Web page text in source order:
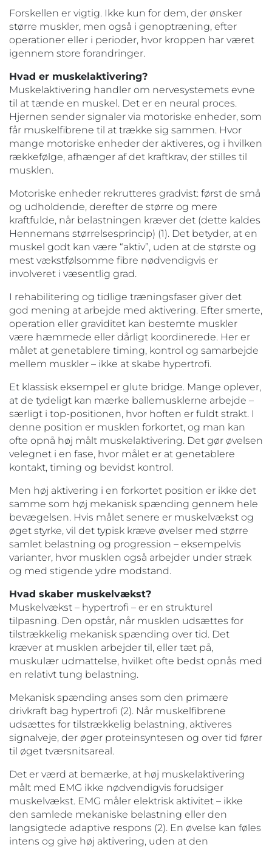
Forskellen er vigtig. Ikke kun for dem, der ønsker
større muskler, men også i genoptræning, efter
operationer eller i perioder, hvor kroppen har været
igennem store forandringer.
Hvad er muskelaktivering?
Muskelaktivering handler om nervesystemets evne
til at tænde en muskel. Det er en neural proces.
Hjernen sender signaler via motoriske enheder, som
får muskelfibrene til at trække sig sammen. Hvor
mange motoriske enheder der aktiveres, og i hvilken
rækkefølge, afhænger af det kraftkrav, der stilles til
musklen.
Motoriske enheder rekrutteres gradvist: først de små
og udholdende, derefter de større og mere
kraftfulde, når belastningen kræver det (dette kaldes
Hennemans størrelsesprincip) (1). Det betyder, at en
muskel godt kan være “aktiv”, uden at de største og
mest vækstfølsomme fibre nødvendigvis er
involveret i væsentlig grad.
I rehabilitering og tidlige træningsfaser giver det
god mening at arbejde med aktivering. Efter smerte,
operation eller graviditet kan bestemte muskler
være hæmmede eller dårligt koordinerede. Her er
målet at genetablere timing, kontrol og samarbejde
mellem muskler – ikke at skabe hypertrofi.
Et klassisk eksempel er glute bridge. Mange oplever,
at de tydeligt kan mærke ballemusklerne arbejde –
særligt i top-positionen, hvor hoften er fuldt strakt. I
denne position er musklen forkortet, og man kan
ofte opnå høj målt muskelaktivering. Det gør øvelsen
velegnet i en fase, hvor målet er at genetablere
kontakt, timing og bevidst kontrol.
Men høj aktivering i en forkortet position er ikke det
samme som høj mekanisk spænding gennem hele
bevægelsen. Hvis målet senere er muskelvækst og
øget styrke, vil det typisk kræve øvelser med større
samlet belastning og progression – eksempelvis
varianter, hvor musklen også arbejder under stræk
og med stigende ydre modstand.
Hvad skaber muskelvækst?
Muskelvækst – hypertrofi – er en strukturel
tilpasning. Den opstår, når musklen udsættes for
tilstrækkelig mekanisk spænding over tid. Det
kræver at musklen arbejder til, eller tæt på,
muskulær udmattelse, hvilket ofte bedst opnås med
en relativt tung belastning.
Mekanisk spænding anses som den primære
drivkraft bag hypertrofi (2). Når muskelfibrene
udsættes for tilstrækkelig belastning, aktiveres
signalveje, der øger proteinsyntesen og over tid fører
til øget tværsnitsareal.
Det er værd at bemærke, at høj muskelaktivering
målt med EMG ikke nødvendigvis forudsiger
muskelvækst. EMG måler elektrisk aktivitet – ikke
den samlede mekaniske belastning eller den
langsigtede adaptive respons (2). En øvelse kan føles
intens og give høj aktivering, uden at den